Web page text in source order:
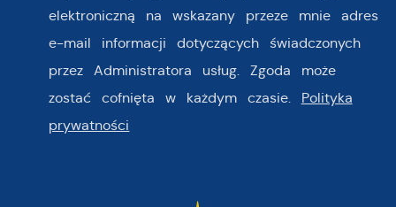
elektroniczną na wskazany przeze mnie adres
e-mail informacji dotyczących świadczonych
przez Administratora usług. Zgoda może
zostać cofnięta w każdym czasie. Polityka
prywatności